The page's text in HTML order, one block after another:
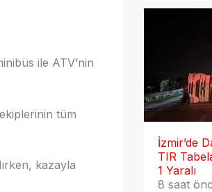
ile ATV’nin
tüm
kazayla
İzmir’de
TIR
1 Yaralı
8 saat